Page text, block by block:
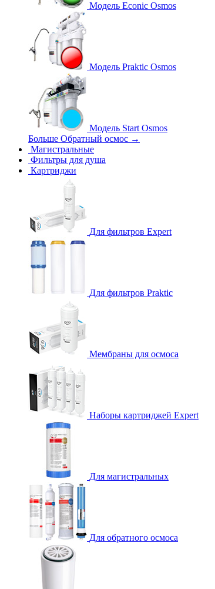
Модель Econic Osmos
Модель Praktic Osmos
Модель Start Osmos
Больше Обратный осмос →
Магистральные
Фильтры для душа
Картриджи
Для фильтров Expert
Для фильтров Praktic
Мембраны для осмоса
Наборы картриджей Expert
Для магистральных
Для обратного осмоса